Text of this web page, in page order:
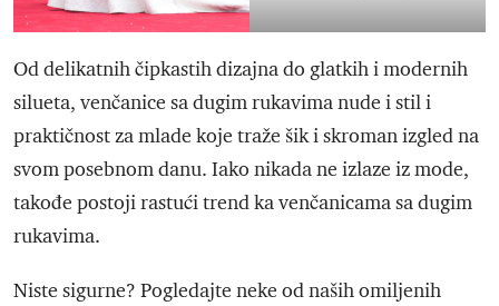
Od delikatnih čipkastih dizajna do glatkih i modernih
silueta, venčanice sa dugim rukavima nude i stil i
praktičnost za mlade koje traže šik i skroman izgled na
svom posebnom danu. Iako nikada ne izlaze iz mode,
takođe postoji rastući trend ka venčanicama sa dugim
rukavima.
Niste sigurne? Pogledajte neke od naših omiljenih